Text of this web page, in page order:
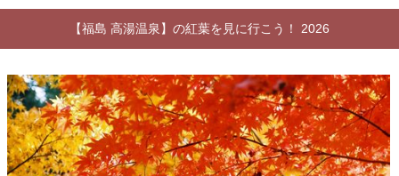
【福島 高湯温泉】の紅葉を見に行こう！ 2026